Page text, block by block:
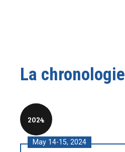
La chronologie
2024
May 14-15, 2024